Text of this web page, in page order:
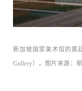
新加坡国家美术馆的黄
Gallery），图片来源：